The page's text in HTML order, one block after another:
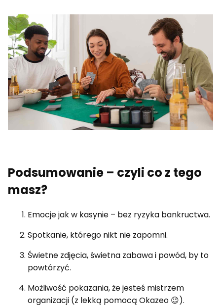
Podsumowanie – czyli co z tego
masz?
Emocje jak w kasynie – bez ryzyka bankructwa.
Spotkanie, którego nikt nie zapomni.
Świetne zdjęcia, świetna zabawa i powód, by to
powtórzyć.
Możliwość pokazania, że jesteś mistrzem
organizacji (z lekką pomocą Okazeo 😉).